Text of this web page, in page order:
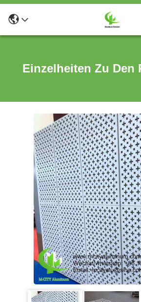
Einzelheiten Zu Den